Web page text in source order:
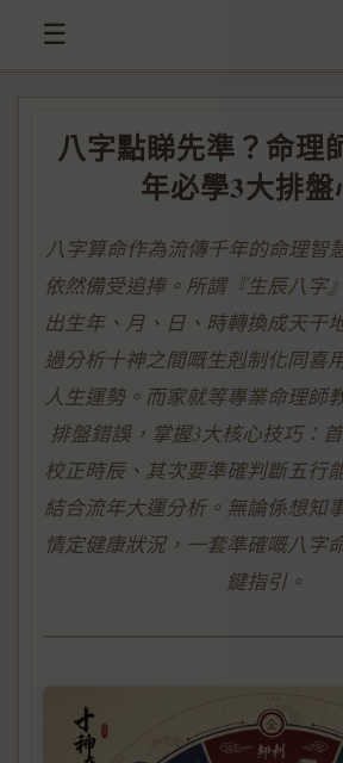
☰
八字點睇先準？命理
年必學3大排盤
八字算命作為流傳千年的命理智
依然備受追捧。所謂『生辰八字
出生年、月、日、時轉換成天干
過分析十神之間嘅生剋制化同喜
人生運勢。而家就等專業命理師
排盤錯誤，掌握3大核心技巧：
校正時辰、其次要準確判斷五行
結合流年大運分析。無論係想知
情定健康狀況，一套準確嘅八字
鍵指引。